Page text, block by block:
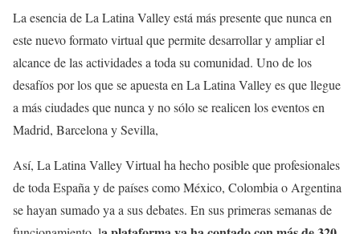
La esencia de La Latina Valley está más presente que nunca en
este nuevo formato virtual que permite desarrollar y ampliar el
alcance de las actividades a toda su comunidad. Uno de los
desafíos por los que se apuesta en La Latina Valley es que llegue
a más ciudades que nunca y no sólo se realicen los eventos en
Madrid, Barcelona y Sevilla,
Así, La Latina Valley Virtual ha hecho posible que profesionales
de toda España y de países como México, Colombia o Argentina
se hayan sumado ya a sus debates. En sus primeras semanas de